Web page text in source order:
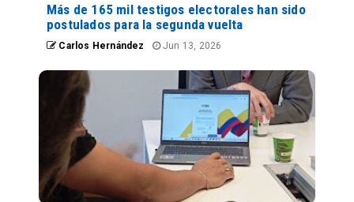
Más de 165 mil testigos electorales han sido
postulados para la segunda vuelta
Carlos Hernández Jun 13, 2026